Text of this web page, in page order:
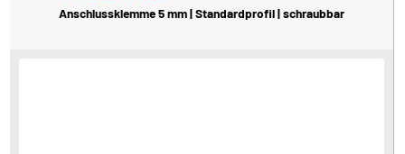
Anschlussklemme 5 mm | Standardprofil | schraubbar